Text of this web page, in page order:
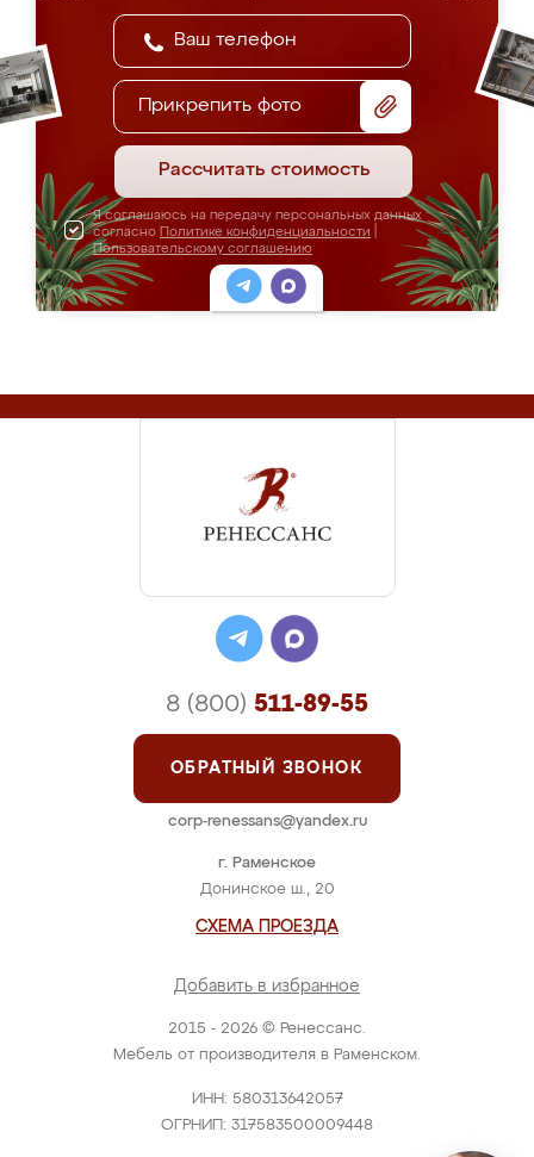
Прикрепить фото
Рассчитать стоимость
Я соглашаюсь на передачу персональных данных
согласно Политике конфиденциальности
Пользовательскому соглашению
2015 - 2026 © Ренессанс.
Мебель от производителя в Раменском.
ИНН: 580313642057
ОГРНИП: 317583500009448
г. Раменское
Донинское ш., 20
СХЕМА ПРОЕЗДА
Добавить в избранное
8 (800) 511-89-55
ОБРАТНЫЙ ЗВОНОК
corp-renessans@yandex.ru